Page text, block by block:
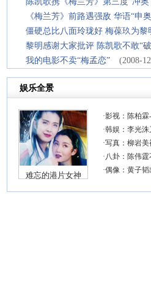
《梅兰芳》前路遇强敌 华语“申
僵硬总比八面玲珑好 梅葆玖为黎
黎明感谢大家批评 陈凯歌不敢“
我的电影不卖“梅孟恋”
(2008-